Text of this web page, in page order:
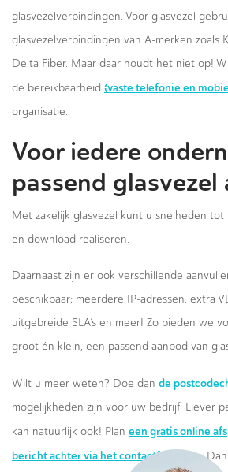
glasvezelverbindingen. Voor glasvezel
glasvezelverbindingen van A-merken zoals
Delta Fiber. Maar daar houdt het niet op!
de bereikbaarheid (vaste telefonie en
organisatie.
Voor iedere
passend glasvezel
Met zakelijk glasvezel kunt u snelheden tot
en download realiseren.
Daarnaast zijn er ook verschillende
beschikbaar; meerdere IP-adressen, extra
uitgebreide SLA’s en meer! Zo bieden we
groot én klein, een passend aanbod van
Wilt u meer weten? Doe dan de
mogelijkheden zijn voor uw bedrijf. Liever
kan natuurlijk ook! Plan een gratis online
bericht achter via het contactformulier.Dan